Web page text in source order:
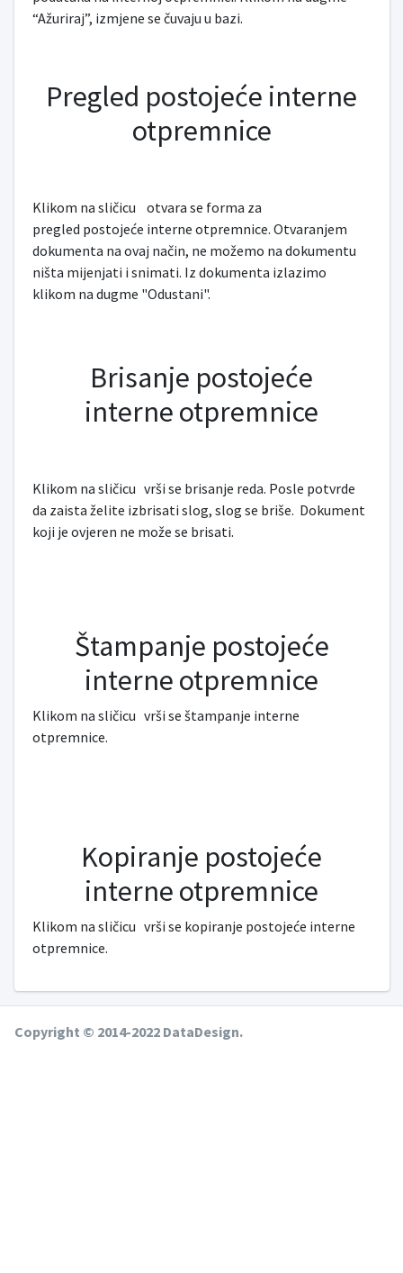
“Ažuriraj”, izmjene se čuvaju u bazi.
Pregled postojeće interne
otpremnice
Klikom na sličicu
otvara se forma za
pregled postojeće interne otpremnice. Otvaranjem
dokumenta na ovaj način, ne možemo na dokumentu
ništa mijenjati i snimati. Iz dokumenta izlazimo
klikom na dugme "Odustani".
Brisanje postojeće
interne otpremnice
Klikom na sličicu vrši se brisanje reda. Posle potvrde
da zaista želite izbrisati slog, slog se briše. Dokument
koji je ovjeren ne može se brisati.
Štampanje postojeće
interne otpremnice
Klikom na sličicu vrši se štampanje interne
otpremnice.
Kopiranje postojeće
interne otpremnice
Klikom na sličicu vrši se kopiranje postojeće interne
otpremnice.
Copyright © 2014-2022 DataDesign.